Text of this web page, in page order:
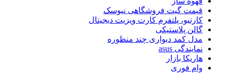
قیمت گیت فروشگاهی نیوسک
کارتیو، پلتفرم کارت ویزیت دیجیتال
گالن پلاستیکی
مدل کمد دیواری چند منظوره
نمایندگی asus
هاریکا بازار
وام فوری